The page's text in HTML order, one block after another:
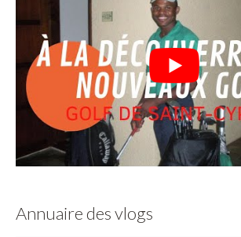
Annuaire des vlogs